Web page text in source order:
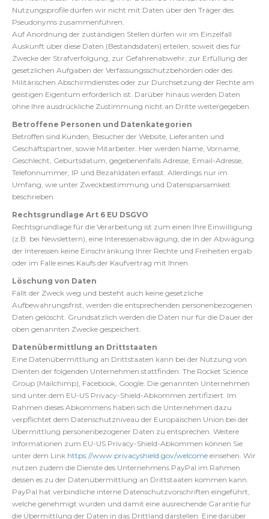
Nutzungsprofile dürfen wir nicht mit Daten über den Träger des
Pseudonyms zusammenführen.
Auf Anordnung der zuständigen Stellen dürfen wir im Einzelfall
Auskunft über diese Daten (Bestandsdaten) erteilen, soweit dies für
Zwecke der Strafverfolgung, zur Gefahrenabwehr, zur Erfüllung der
gesetzlichen Aufgaben der Verfassungsschutzbehörden oder des
Militärischen Abschirmdienstes oder zur Durchsetzung der Rechte am
geistigen Eigentum erforderlich ist. Darüber hinaus werden Daten
ohne Ihre ausdrückliche Zustimmung nicht an Dritte weitergegeben.
Betroffene Personen und Datenkategorien
Betroffen sind Kunden, Besucher der Website, Lieferanten und
Geschäftspartner, sowie Mitarbeiter. Hier werden Name, Vorname,
Geschlecht, Geburtsdatum, gegebenenfalls Adresse, Email-Adresse,
Telefonnummer, IP und Bezahldaten erfasst. Allerdings nur im
Umfang, wie unter Zweckbestimmung und Datensparsamkeit
beschrieben.
Rechtsgrundlage Art 6 EU DSGVO
Rechtsgrundlage für die Verarbeitung ist zum einen Ihre Einwilligung
(z.B. bei Newslettern), eine Interessenabwägung, die in der Abwägung
der Interessen keine Einschränkung Ihrer Rechte und Freiheiten ergab
oder im Falle eines Kaufs der Kaufvertrag mit Ihnen.
Löschung von Daten
Fällt der Zweck weg und besteht auch keine gesetzliche
Aufbewahrungsfrist, werden die entsprechenden personenbezogenen
Daten gelöscht. Grundsätzlich werden die Daten nur für die Dauer der
oben genannten Zwecke gespeichert.
Datenübermittlung an Drittstaaten
Eine Datenübermittlung an Drittstaaten kann bei der Nutzung von
Dienten der folgenden Unternehmen stattfinden: The Rocket Science
Group (Mailchimp), Facebook, Google. Die genannten Unternehmen
sind unter dem EU-US Privacy-Shield-Abkommen zertifiziert. Im
Rahmen dieses Abkommens haben sich die Unternehmen dazu
verpflichtet dem Datenschutzniveau der Europäischen Union bei der
Übermittlung personenbezogener Daten zu entsprechen. Weitere
Informationen zum EU-US Privacy-Shield-Abkommen können Sie
unter dem Link https://www.privacyshield.gov/welcome einsehen. Wir
nutzen zudem die Dienste des Unternehmens PayPal im Rahmen
dessen es zu der Datenübermittlung an Drittstaaten kommen kann.
PayPal hat verbindliche interne Datenschutzvorschriften eingeführt,
welche genehmigt wurden und damit eine ausreichende Garantie für
die Übermittlung der Daten in das Drittland darstellen. Eine darüber